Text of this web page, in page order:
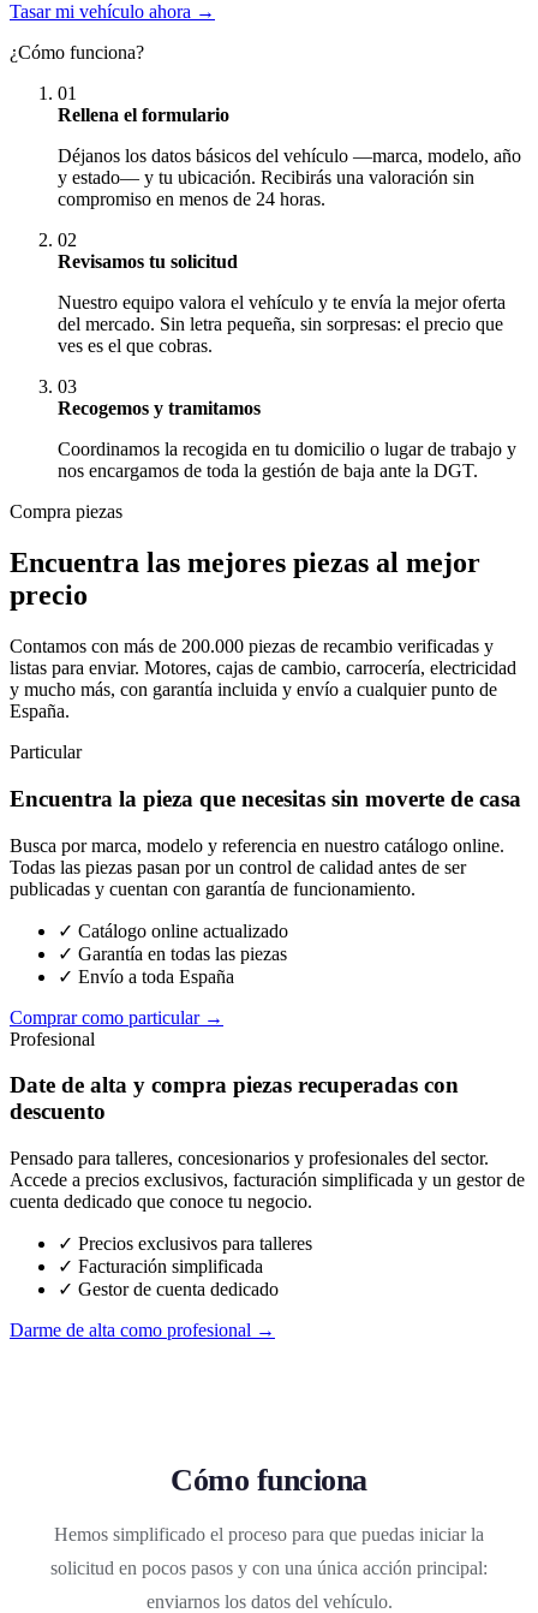
Tasar mi vehículo ahora →
¿Cómo funciona?
01
Rellena el formulario
Déjanos los datos básicos del vehículo —marca, modelo, año
y estado— y tu ubicación. Recibirás una valoración sin
compromiso en menos de 24 horas.
02
Revisamos tu solicitud
Nuestro equipo valora el vehículo y te envía la mejor oferta
del mercado. Sin letra pequeña, sin sorpresas: el precio que
ves es el que cobras.
03
Recogemos y tramitamos
Coordinamos la recogida en tu domicilio o lugar de trabajo y
nos encargamos de toda la gestión de baja ante la DGT.
Compra piezas
Encuentra las mejores piezas al mejor
precio
Contamos con más de 200.000 piezas de recambio verificadas y
listas para enviar. Motores, cajas de cambio, carrocería, electricidad
y mucho más, con garantía incluida y envío a cualquier punto de
España.
Particular
Encuentra la pieza que necesitas sin moverte de casa
Busca por marca, modelo y referencia en nuestro catálogo online.
Todas las piezas pasan por un control de calidad antes de ser
publicadas y cuentan con garantía de funcionamiento.
✓ Catálogo online actualizado
✓ Garantía en todas las piezas
✓ Envío a toda España
Comprar como particular →
Profesional
Date de alta y compra piezas recuperadas con
descuento
Pensado para talleres, concesionarios y profesionales del sector.
Accede a precios exclusivos, facturación simplificada y un gestor de
cuenta dedicado que conoce tu negocio.
✓ Precios exclusivos para talleres
✓ Facturación simplificada
✓ Gestor de cuenta dedicado
Darme de alta como profesional →
Cómo funciona
Hemos simplificado el proceso para que puedas iniciar la
solicitud en pocos pasos y con una única acción principal:
enviarnos los datos del vehículo.